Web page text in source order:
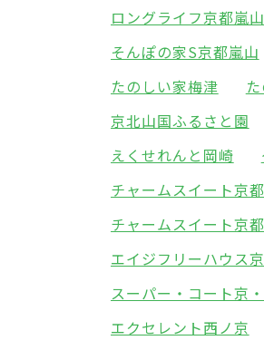
ロングライフ京都嵐山
そんぽの家S京都嵐山
たのしい家梅津
京北山国ふるさと園
えくせれんと岡崎
チャームスイート京
チャームスイート京
エイジフリーハウス
スーパー・コート京
エクセレント西ノ京